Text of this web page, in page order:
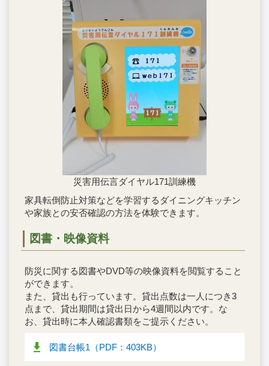
災害用伝言ダイヤル171訓練機
家具転倒防止対策などを学習するダイニングキッチン
や家族との安否確認の方法を体験できます。
図書・映像資料
防災に関する図書やDVD等の映像資料を閲覧すること
ができます。
また、貸出も行っています。貸出点数は一人につき3
点まで、貸出期間は貸出日から4週間以内です。な
お、貸出時に本人確認書類をご提示ください。
図書台帳1（PDF：403KB）